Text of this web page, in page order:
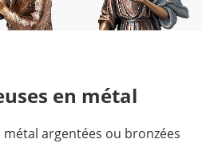
en métal
argentées ou bronzées